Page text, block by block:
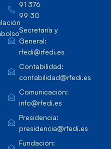
91 376
99 30
Secretaría y
General:
rfedi@rfedi.es
Contabilidad:
contabilidad@rfedi.es
Comunicación:
info@rfedi.es
Presidencia:
presidencia@rfedi.es
Fundación: